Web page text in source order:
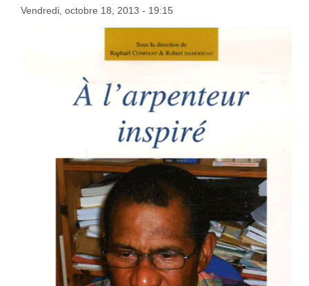
Vendredi, octobre 18, 2013 - 19:15